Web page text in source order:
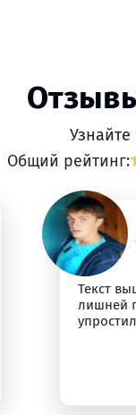
Общий рейтинг:
Текст
лишней